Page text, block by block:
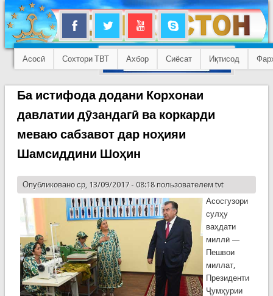
Асосӣ Сохтори ТВТ Ахбор Сиёсат Иқтисод
Ба истифода додани Корхонаи
давлатии дӯзандагӣ ва коркарди
меваю сабзавот дар ноҳияи
Шамсиддини Шоҳин
Опубликовано ср, 13/09/2017 - 08:18 пользователем tvt
Асосгузори
сулҳу
ваҳдати
миллӣ —
Пешвои
миллат,
Президенти
Ҷумҳурии